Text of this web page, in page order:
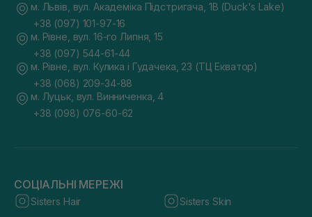
м. Львів, вул. Академіка Підстригача, 1В (Duck's Lake)
+38 (097) 101-97-16
м. Рівне, вул. 16-го Липня, 15
+38 (097) 544-61-44
м. Рівне, вул. Кулика і Гудачека, 23 (ТЦ Екватор)
+38 (068) 209-34-88
м. Луцьк, вул. Винниченка, 4
+38 (098) 076-60-62
СОЦІАЛЬНІ МЕРЕЖІ
Sisters Hair Sisters Skin